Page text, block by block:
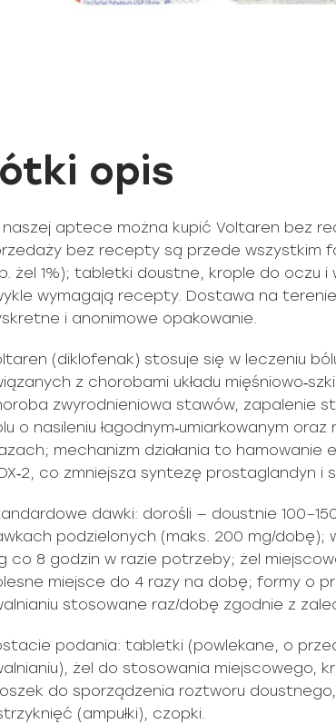
opis
naszej aptece można kupić Voltaren bez
bez recepty są przede wszystkim
żel 1%); tabletki doustne, krople do oczu i
wymagają recepty. Dostawa na terenie
i anonimowe opakowanie.
(diklofenak) stosuje się w leczeniu
z chorobami układu
zwyrodnieniowa stawów, zapalenie
o nasileniu łagodnym‑umiarkowanym
mechanizm działania to hamowanie
co zmniejsza syntezę prostaglandyn i
dawki: dorośli — doustnie
podzielonych (maks. 200 mg/dobę);
co 8 godzin w razie potrzeby; żel
miejsce do 4 razy na dobę; formy o
stosowane raz/dobę zgodnie z
podania: tabletki (powlekane, o
żel do stosowania miejscowego,
do sporządzenia roztworu
(ampułki), czopki.